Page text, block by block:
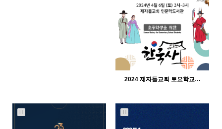
2024 제자들교회 토요학교…
H H